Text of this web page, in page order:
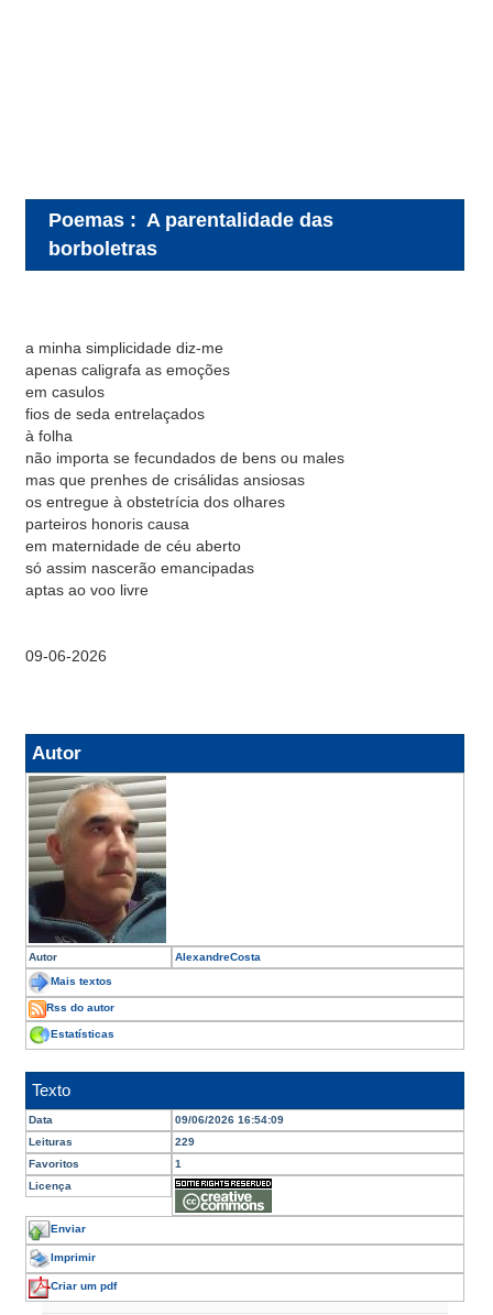
Poemas : A parentalidade das
borboletras
a minha simplicidade diz-me
apenas caligrafa as emoções
em casulos
fios de seda entrelaçados
à folha
não importa se fecundados de bens ou males
mas que prenhes de crisálidas ansiosas
os entregue à obstetrícia dos olhares
parteiros honoris causa
em maternidade de céu aberto
só assim nascerão emancipadas
aptas ao voo livre
09-06-2026
Autor
Autor AlexandreCosta
Mais textos
Rss do autor
Estatísticas
Texto
Data
09/06/2026 16:54:09
Leituras
229
Favoritos
1
Licença
Enviar
Imprimir
Criar um pdf